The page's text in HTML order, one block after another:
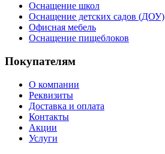
Оснащение школ
Оснащение детских садов (ДОУ)
Офисная мебель
Оснащение пищеблоков
Покупателям
О компании
Реквизиты
Доставка и оплата
Контакты
Акции
Услуги